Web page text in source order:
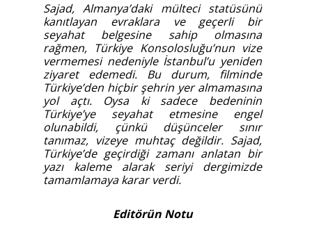
Sajad, Almanya’daki mülteci statüsünü
kanıtlayan evraklara ve geçerli bir
seyahat belgesine sahip olmasına
rağmen, Türkiye Konsolosluğu’nun vize
vermemesi nedeniyle İstanbul’u yeniden
ziyaret edemedi. Bu durum, filminde
Türkiye’den hiçbir şehrin yer almamasına
yol açtı. Oysa ki sadece bedeninin
Türkiye’ye seyahat etmesine engel
olunabildi, çünkü düşünceler sınır
tanımaz, vizeye muhtaç değildir. Sajad,
Türkiye’de geçirdiği zamanı anlatan bir
yazı kaleme alarak seriyi dergimizde
tamamlamaya karar verdi.
Editörün Notu